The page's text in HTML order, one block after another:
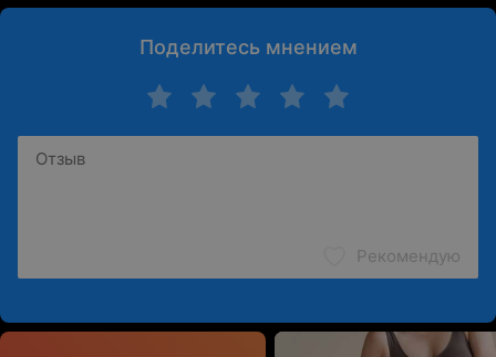
Поделитесь мнением
Рекомендую